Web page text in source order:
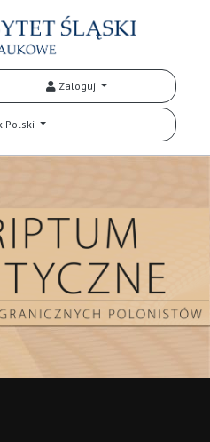
Zaloguj
Polski